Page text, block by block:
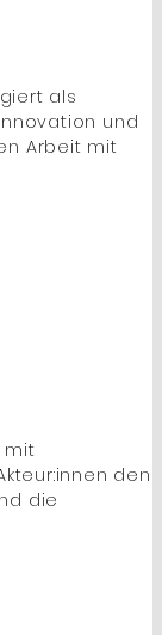
als
und
Arbeit mit
mit
den
die